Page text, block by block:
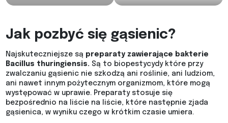
Jak pozbyć się gąsienic?
Najskuteczniejsze są preparaty zawierające bakterie
Bacillus thuringiensis. Są to biopestycydy które przy
zwalczaniu gąsienic nie szkodzą ani roślinie, ani ludziom,
ani nawet innym pożytecznym organizmom, które mogą
występować w uprawie. Preparaty stosuje się
bezpośrednio na liście na liście, które następnie zjada
gąsienica, w wyniku czego w krótkim czasie umiera.